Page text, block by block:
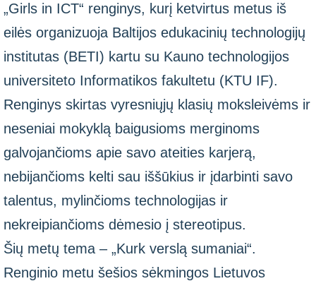
„Girls in ICT“ renginys, kurį ketvirtus metus iš
eilės organizuoja Baltijos edukacinių technologijų
institutas (BETI) kartu su Kauno technologijos
universiteto Informatikos fakultetu (KTU IF).
Renginys skirtas vyresniųjų klasių moksleivėms ir
neseniai mokyklą baigusioms merginoms
galvojančioms apie savo ateities karjerą,
nebijančioms kelti sau iššūkius ir įdarbinti savo
talentus, mylinčioms technologijas ir
nekreipiančioms dėmesio į stereotipus.
Šių metų tema – „Kurk verslą sumaniai“.
Renginio metu šešios sėkmingos Lietuvos